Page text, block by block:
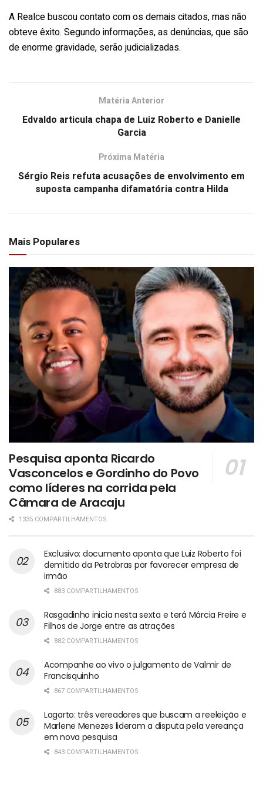
A Realce buscou contato com os demais citados, mas não
obteve êxito. Segundo informações, as denúncias, que são
de enorme gravidade, serão judicializadas.
Matéria Anterior
Edvaldo articula chapa de Luiz Roberto e Danielle
Garcia
Próxima Matéria
Sérgio Reis refuta acusações de envolvimento em
suposta campanha difamatória contra Hilda
Mais Populares
Pesquisa aponta Ricardo
Vasconcelos e Gordinho do Povo
como líderes na corrida pela
Câmara de Aracaju
1335 COMPARTILHAMENTOS
Exclusivo: documento aponta que Luiz Roberto foi
demitido da Petrobras por favorecer empresa de
irmão
883 COMPARTILHAMENTOS
Rasgadinho inicia nesta sexta e terá Márcia Freire e
Filhos de Jorge entre as atrações
882 COMPARTILHAMENTOS
Acompanhe ao vivo o julgamento de Valmir de
Francisquinho
867 COMPARTILHAMENTOS
Lagarto: três vereadores que buscam a reeleição e
Marlene Menezes lideram a disputa pela vereança
em nova pesquisa
843 COMPARTILHAMENTOS